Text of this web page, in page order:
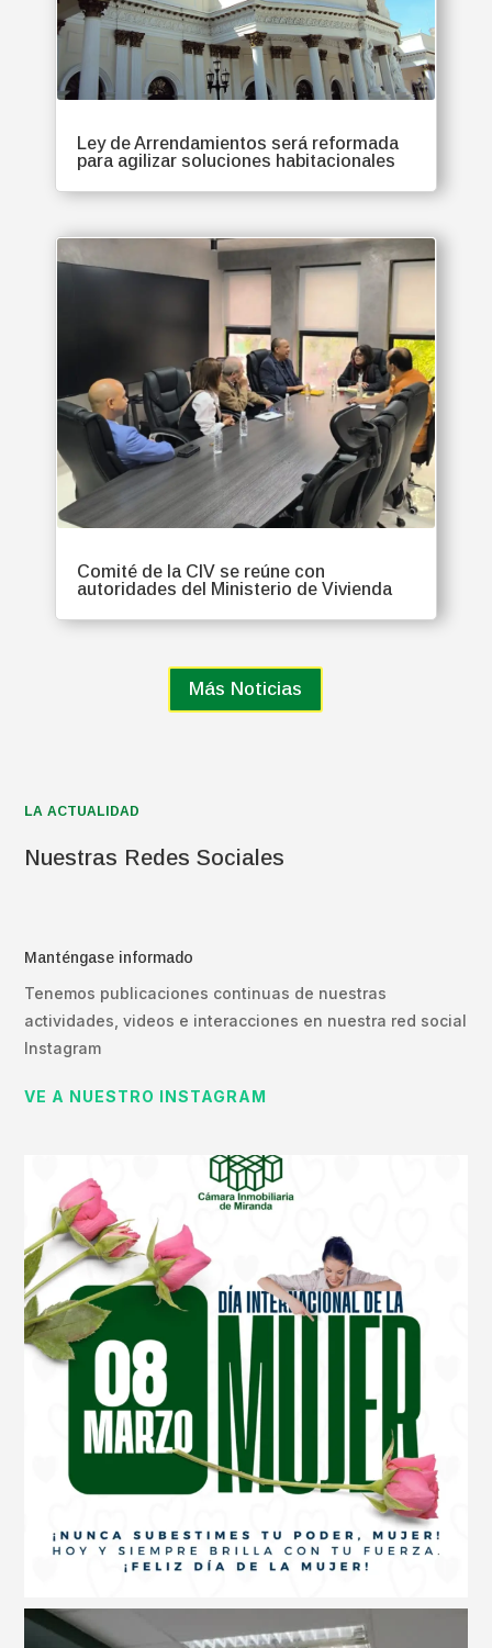
Ley de Arrendamientos será reformada
para agilizar soluciones habitacionales
Comité de la CIV se reúne con
autoridades del Ministerio de Vivienda
Más Noticias
LA ACTUALIDAD
Nuestras Redes Sociales
Manténgase informado
Tenemos publicaciones continuas de nuestras
actividades, videos e interacciones en nuestra red social
Instagram
VE A NUESTRO INSTAGRAM